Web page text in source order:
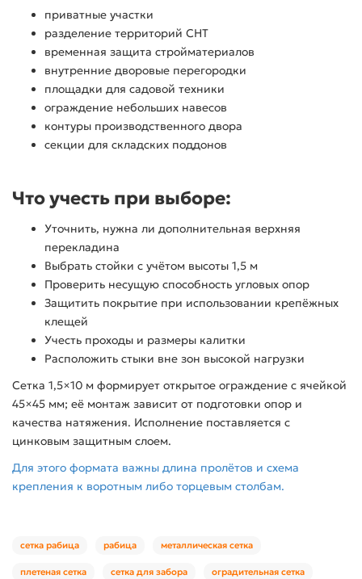
приватные участки
разделение территорий СНТ
временная защита стройматериалов
внутренние дворовые перегородки
площадки для садовой техники
ограждение небольших навесов
контуры производственного двора
секции для складских поддонов
Что учесть при выборе:
Уточнить, нужна ли дополнительная верхняя
перекладина
Выбрать стойки с учётом высоты 1,5 м
Проверить несущую способность угловых опор
Защитить покрытие при использовании крепёжных
клещей
Учесть проходы и размеры калитки
Расположить стыки вне зон высокой нагрузки
Сетка 1,5×10 м формирует открытое ограждение с ячейкой
45×45 мм; её монтаж зависит от подготовки опор и
качества натяжения. Исполнение поставляется с
цинковым защитным слоем.
Для этого формата важны длина пролётов и схема
крепления к воротным либо торцевым столбам.
сетка рабица рабица металлическая сетка
плетеная сетка сетка для забора оградительная сетка